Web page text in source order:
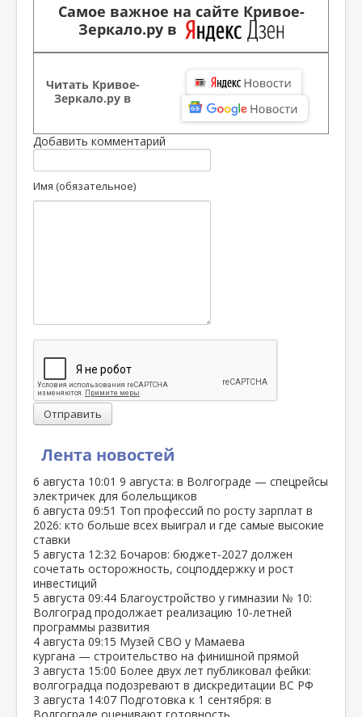
Лента новостей
6 августа 10:01 9 августа: в Волгограде — спецрейсы
электричек для болельщиков
6 августа 09:51 Топ профессий по росту зарплат в
2026: кто больше всех выиграл и где самые высокие
ставки
5 августа 12:32 Бочаров: бюджет‑2027 должен
сочетать осторожность, соцподдержку и рост
инвестиций
5 августа 09:44 Благоустройство у гимназии № 10:
Волгоград продолжает реализацию 10‑летней
программы развития
4 августа 09:15 Музей СВО у Мамаева
кургана — строительство на финишной прямой
3 августа 15:00 Более двух лет публиковал фейки:
волгоградца подозревают в дискредитации ВС РФ
3 августа 14:07 Подготовка к 1 сентября: в
Самое важное на сайте Кривое-
Зеркало.ру в
Читать Кривое-
Зеркало.ру в
Добавить комментарий
Имя (обязательное)
Отправить